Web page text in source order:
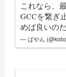
これなら、
GCCを繋ぎ
めば良いの
— ばやん